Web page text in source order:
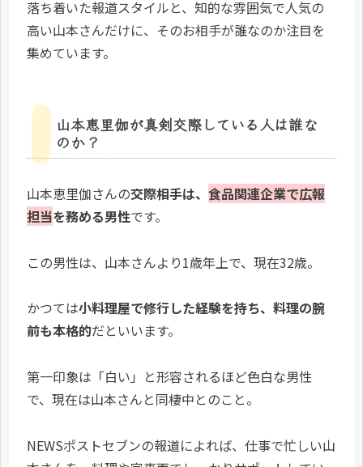
落ち着いた報道スタイルと、知的な雰囲気で人気の
高い山本さんだけに、そのお相手が誰なのか注目を
集めています。
山本恵里伽が真剣交際している人は誰な
のか？
山本恵里伽さんの交際相手は、 食品関連企業で広報
担当を務める男性です。
この男性は、山本さんより1歳年上で、現在32歳。
かつては小料理屋で修行した経験を持ち、料理の腕
前も本格的だといいます。
第一印象は「白い」と形容されるほど色白な男性
で、現在は山本さんと同棲中とのこと。
NEWSポストセブンの報道によれば、仕事で忙しい山